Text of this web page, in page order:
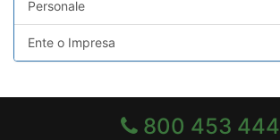
Personale
Ente o Impresa
800 453 444